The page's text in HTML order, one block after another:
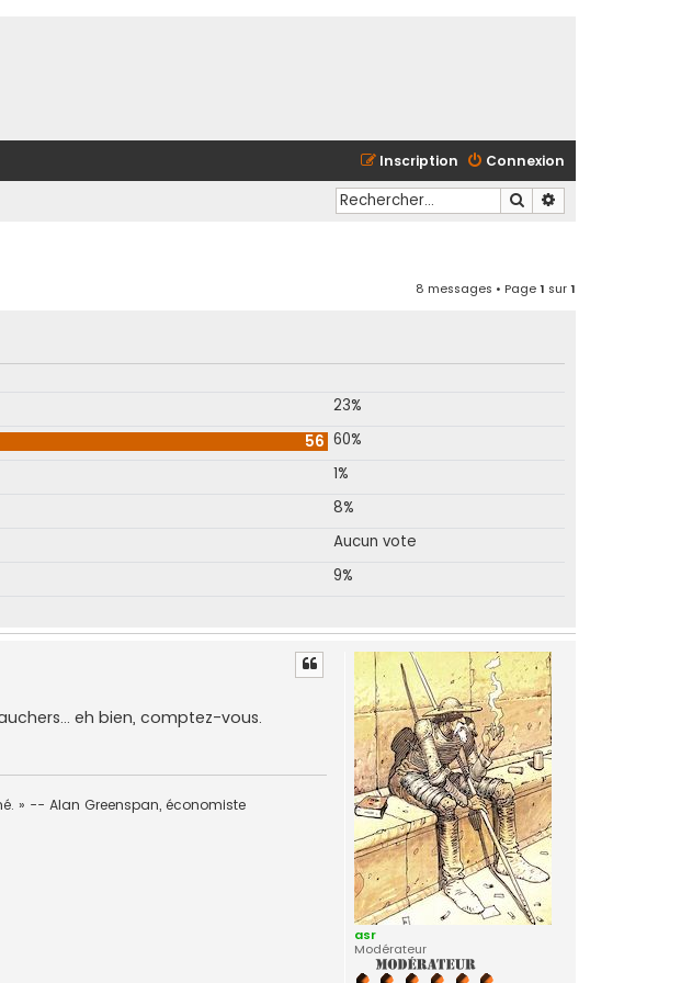
Connexion
Inscription
Rechercher
8 messages • Page1 sur1
23%
56 60%
1%
8%
Aucun vote
9%
asr
Modérateur
eh bien, comptez-vous.
» -- Alan Greenspan, économiste